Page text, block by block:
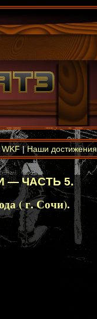
|Наши достижения
— ЧАСТЬ 5.
( г. Сочи).